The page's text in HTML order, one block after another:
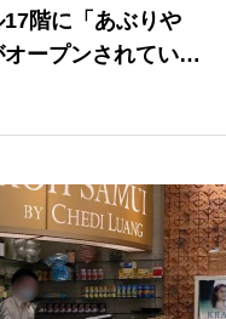
階に「あぶりや
ープンされていま
がら国産牛焼肉
駅】